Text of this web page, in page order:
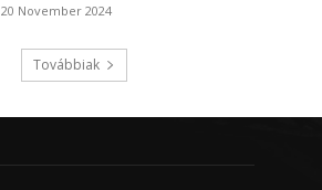
20 November 2024
Továbbiak